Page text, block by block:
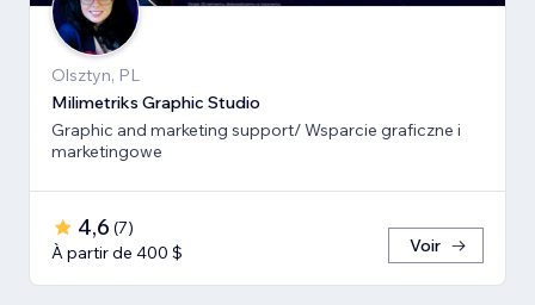
Olsztyn, PL
Milimetriks Graphic Studio
Graphic and marketing support/ Wsparcie graficzne i
marketingowe
4,6 (7)
À partir de 400 $
Voir